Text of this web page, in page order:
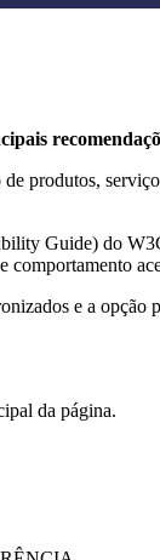
produtos,
Guide) do
e a
da página.